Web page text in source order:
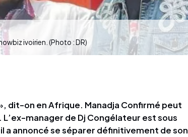
ivoirien. (Photo : DR)
dit-on en Afrique. Manadja Confirmé peut
manager de Dj Congélateur est sous
a annoncé se séparer définitivement de son